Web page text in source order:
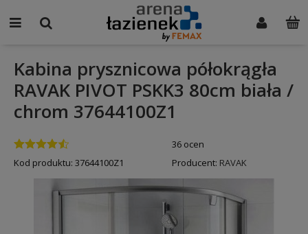
Kabina prysznicowa półokrągła
RAVAK PIVOT PSKK3 80cm biała /
chrom 37644100Z1
36 ocen
Kod produktu: 37644100Z1 Producent: RAVAK